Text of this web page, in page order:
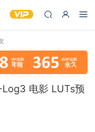
Log3 电影 LUTs预